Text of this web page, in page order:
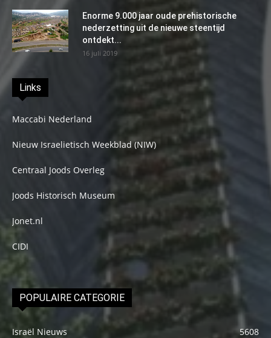
Enorme 9.000 jaar oude prehistorische
nederzetting uit de nieuwe steentijd
ontdekt...
16 juli 2019
Links
Maccabi Nederland
Nieuw Israelietisch Weekblad (NIW)
Centraal Joods Overleg
Joods Historisch Museum
Jonet.nl
CIDI
POPULAIRE CATEGORIE
Israël Nieuws
5608